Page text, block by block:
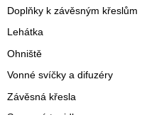
Doplňky k závěsným křeslům
Lehátka
Ohniště
Vonné svíčky a difuzéry
Závěsná křesla